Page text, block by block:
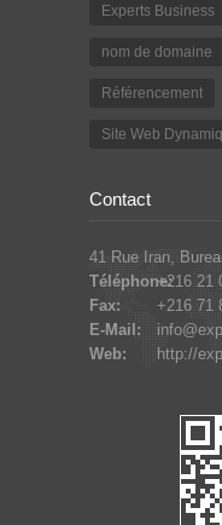
Experts Business
nom de domaine
Référencement
Site Web
Contact
41 Rue Iran,
Téléphone:+216 21
Fax:
+216 71
E-Mail:
Web:
http://